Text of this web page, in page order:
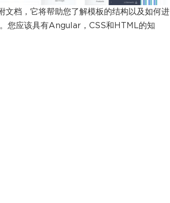
档，它将帮助您了解模板的结构以及如何进
您应该具有Angular，CSS和HTML的知